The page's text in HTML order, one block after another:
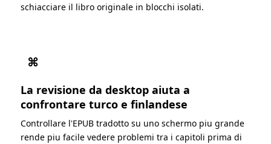
schiacciare il libro originale in blocchi isolati.
⌘
La revisione da desktop aiuta a
confrontare turco e finlandese
Controllare l'EPUB tradotto su uno schermo piu grande
rende piu facile vedere problemi tra i capitoli prima di